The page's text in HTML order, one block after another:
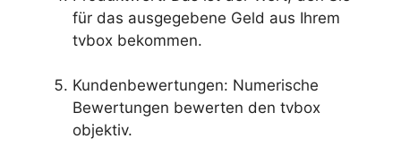
für das ausgegebene Geld aus Ihrem
tvbox bekommen.
Kundenbewertungen: Numerische
Bewertungen bewerten den tvbox
objektiv.